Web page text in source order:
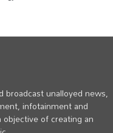
broadcast unalloyed news,
infotainment and
of creating an